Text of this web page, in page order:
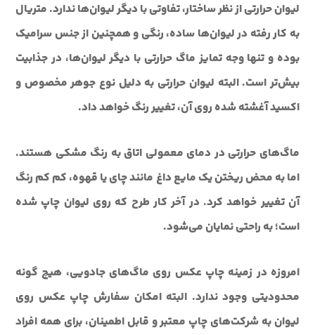
لیوان حرارتی از نظر ساختار، تفاوتی با دیگر لیوان‌ها ندارد. متریال
به کار رفته در لیوان‌ها ساده، رنگی و همچنین از جنس سرامیک
بوده و تنها وجه تمایز ماگ حرارتی با دیگر لیوان‌ها، در جذابیت
بیش‌تر است. البته لیوان حرارتی به دلیل نوع جوهر مخصوص و
اکسید آغشته شده روی آن، تغییر رنگ خواهد داد.
ماگ‌های حرارتی در دمای معمولی اتاق به رنگ مشکی هستند.
اما به محض ریختن یک مایع داغ مانند چای یا قهوه، کم کم رنگ
آن تغییر خواهد کرد. در آخر کار طرح که روی لیوان چاپ شده
است؛ به راحتی نمایان می‌شود.
امروزه در زمینه چاپ عکس روی ماگ‌های جادویی، هیچ گونه
محدودیتی وجود ندارد. البته امکان سفارش چاپ عکس روی
لیوان به شرکت‌های چاپ معتبر و قابل اطمینان، برای همه افراد